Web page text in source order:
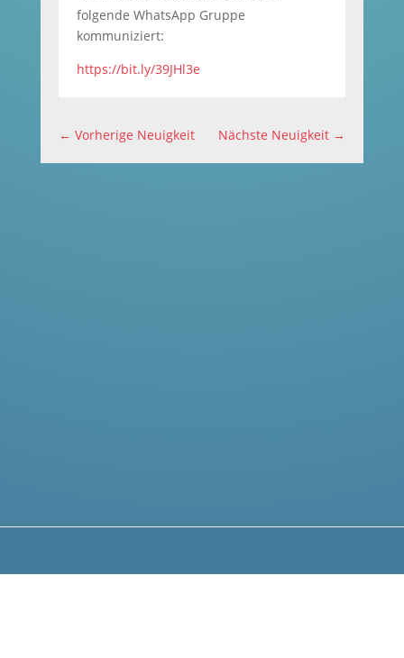
folgende WhatsApp Gruppe
kommuniziert:
https://bit.ly/39JHl3e
← Vorherige Neuigkeit Nächste Neuigkeit →